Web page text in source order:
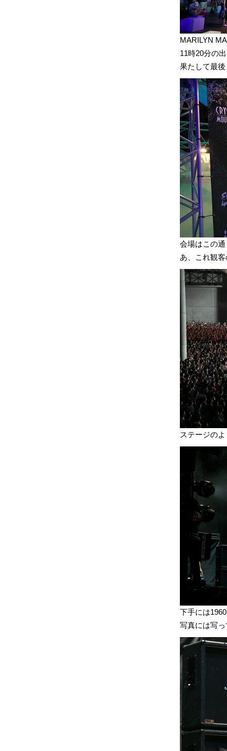
MARILYN
11時20分の
果たして最
会場はこの
あ、これ観
ステージの
下手には
写真には写